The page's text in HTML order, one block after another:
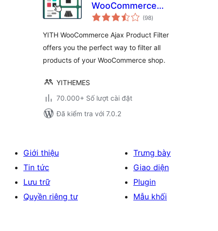
WooCommerce
Ajax Product Filter
(98tổng
đánh
)
YITH WooCommerce Ajax Product Filter
offers you the perfect way to filter all
products of your WooCommerce shop.
YITHEMES
70.000+ Số lượt cài đặt
Đã kiểm tra với 7.0.2
Giới thiệu
Tin tức
Lưu trữ
Quyền riêng tư
Trưng bày
Giao diện
Plugin
Mẫu khối